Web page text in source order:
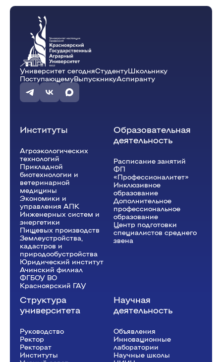
Университет сегодняСтудентуШкольнику
ПоступающемуВыпускникуАспиранту
Институты
Агроэкологических
технологий
Прикладной
биотехнологии и
ветеринарной
медицины
Экономики и
управления АПК
Инженерных систем и
энергетики
Пищевых производств
Землеустройства,
кадастров и
природообустройства
Юридический институт
Ачинский филиал
ФГБОУ ВО
Красноярский ГАУ
Образовательная
деятельность
Расписание занятий
ФП
«Профессионалитет»
Инклюзивное
образование
Дополнительное
профессиональное
образование
Центр подготовки
специалистов среднего
звена
Структура
университета
Руководство
Ректор
Рeкторат
Институты
Научная
деятельность
Объявления
Инновационные
лаборатории
Научные школы